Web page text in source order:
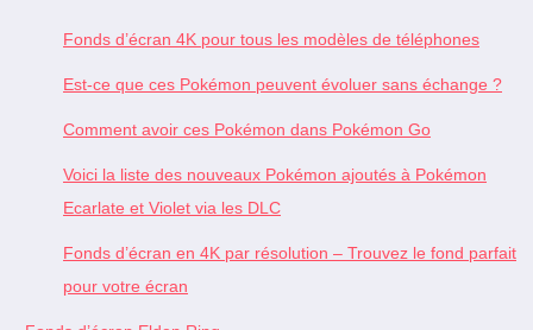
Fonds d’écran 4K pour tous les modèles de téléphones
Est-ce que ces Pokémon peuvent évoluer sans échange ?
Comment avoir ces Pokémon dans Pokémon Go
Voici la liste des nouveaux Pokémon ajoutés à Pokémon
Ecarlate et Violet via les DLC
Fonds d’écran en 4K par résolution – Trouvez le fond parfait
pour votre écran